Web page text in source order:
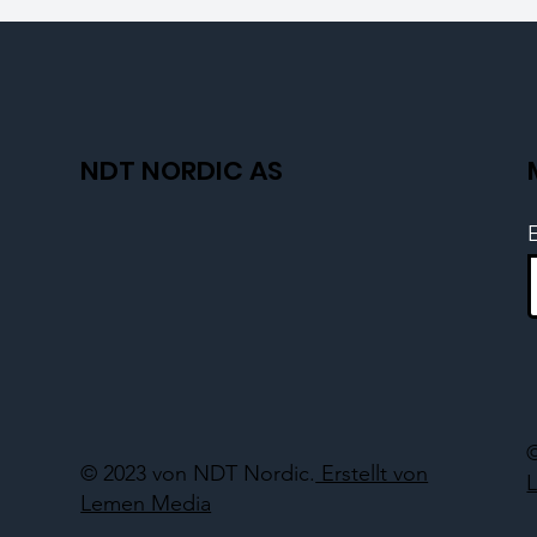
NDT NORDIC AS
© 2023 von NDT Nordic. Erstellt von
Lemen Media